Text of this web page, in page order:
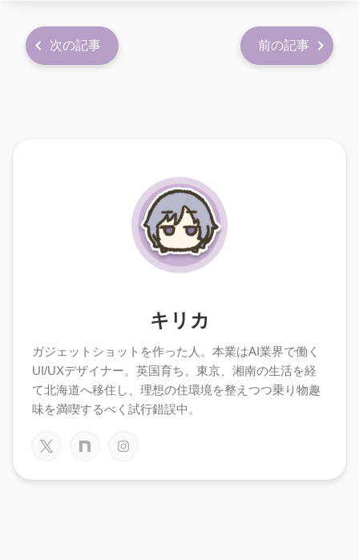
次の記事 前の記事
キリカ
ガジェットショットを作った人。本業はAI業界で働く
UI/UXデザイナー。英国育ち。東京、湘南の生活を経
て北海道へ移住し、理想の住環境を整えつつ乗り物趣
味を満喫するべく試行錯誤中。